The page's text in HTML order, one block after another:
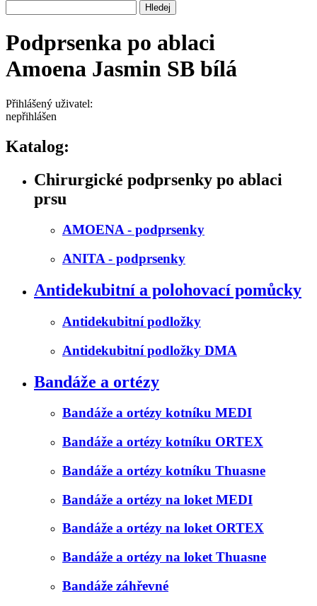
Podprsenka po ablaci
Amoena Jasmin SB bílá
Přihlášený uživatel:
nepřihlášen
Katalog:
Chirurgické podprsenky po ablaci
prsu
AMOENA - podprsenky
ANITA - podprsenky
Antidekubitní a polohovací pomůcky
Antidekubitní podložky
Antidekubitní podložky DMA
Bandáže a ortézy
Bandáže a ortézy kotníku MEDI
Bandáže a ortézy kotníku ORTEX
Bandáže a ortézy kotníku Thuasne
Bandáže a ortézy na loket MEDI
Bandáže a ortézy na loket ORTEX
Bandáže a ortézy na loket Thuasne
Bandáže záhřevné